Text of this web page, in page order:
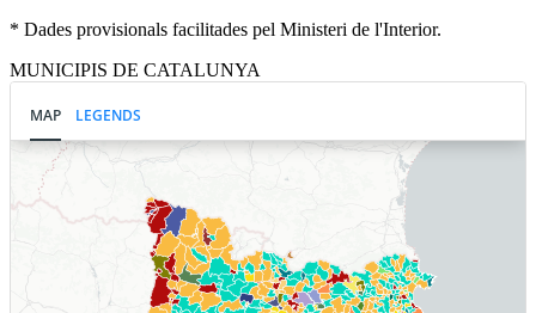
* Dades provisionals facilitades pel Ministeri de l'Interior.
MUNICIPIS DE CATALUNYA